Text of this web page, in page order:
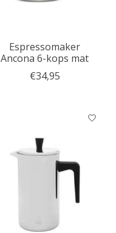
Espressomaker
Ancona 6-kops mat
€34,95